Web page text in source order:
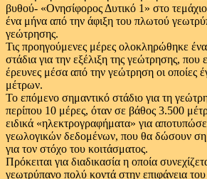
βυθού- «Ονησίφορος Δυτικό 1» στο
ένα μήνα από την άφιξη του πλωτού
γεώτρησης.
Τις προηγούμενες μέρες ολοκληρώθηκε
στάδια για την εξέλιξη της γεώτρησης, που
έρευνες μέσα από την γεώτρηση οι οποίες
μέτρων.
Το επόμενο σημαντικό στάδιο για τη
περίπου 10 μέρες, όταν σε βάθος 3.500
ειδικά «ηλεκτρογραφήματα» για
γεωλογικών δεδομένων, που θα δώσουν
για τον στόχο του κοιτάσματος.
Πρόκειται για διαδικασία η οποία
γεωτρύπανο πολύ κοντά στην επιφάνεια